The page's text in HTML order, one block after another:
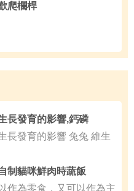
爬欄桿
長發育的影響,鈣磷
長發育的影響 兔兔 維生
制貓咪鮮肉時蔬飯
作為零食，又可以作為主